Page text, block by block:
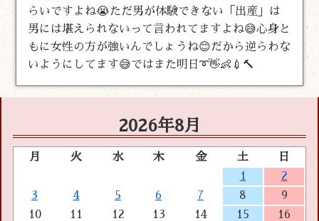
らいですよね😭ただ男が体験できない「出産」は
男には堪えられないって言われてますよね😅心身と
もに女性の方が強いんでしょうね😊だから逆らわな
いようにしてます😅ではまた明日➰👋👶💉🔨
2026年8月
月 火 水 木 金 土
日
1
2
3
4 5 6 7 8
9
10
11 12 13 14 15
16